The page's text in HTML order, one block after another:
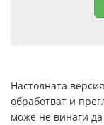
Настолната
обработват и
може не винаги